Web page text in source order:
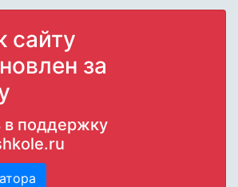
сайту
за
в поддержку